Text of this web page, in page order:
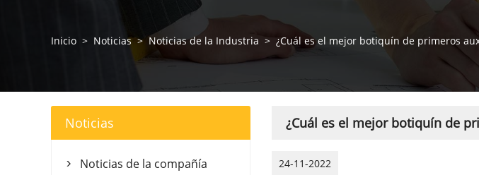
Inicio > Noticias > Noticias de la Industria > ¿Cuál es el mejor botiquín de primeros
¿Cuál es el mejor botiquín de
24-11-2022
Noticias
 Noticias de la compañía